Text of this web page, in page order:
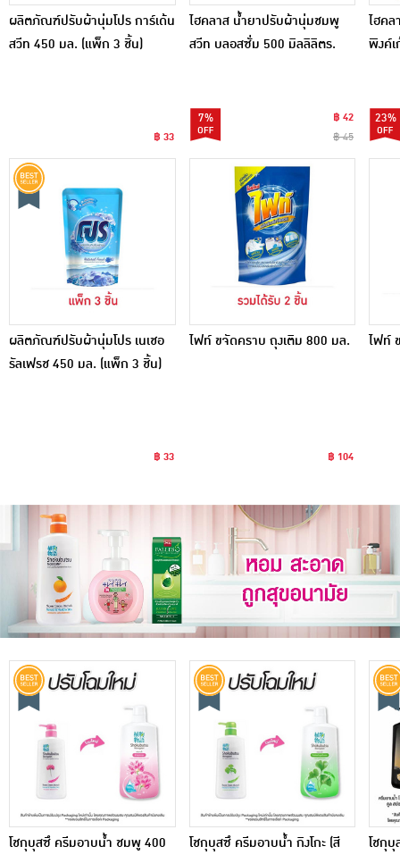
ผลิตภัณฑ์ปรับผ้านุ่มโปร การ์เด้น
สวีท 450 มล. (แพ็ก 3 ชิ้น)
฿ 33
ผลิตภัณฑ์ปรับผ้านุ่มโปร เนเชอ
รัลเฟรช 450 มล. (แพ็ก 3 ชิ้น)
฿ 33
ไฮคลาส น้ำยาปรับผ้านุ่มชมพู
สวีท บลอสซั่ม 500 มิลลิลิตร.
7%
฿ 42
฿ 45
ไฟท์ ขจัดคราบ ถุงเติม 800 มล.
฿ 104
ไฮค
พิงค์
23%
ไฟท์
โชกุบุสซึ ครีมอาบน้ำ ชมพู 400
โชกุบุสซึ ครีมอาบน้ำ กิงโกะ (สี
โชกุ